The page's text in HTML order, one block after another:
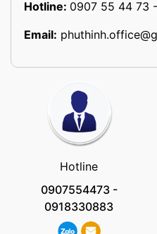
Hotline: 0907 55 44 73 -
Email:
Hotline
0907554473-
0918330883